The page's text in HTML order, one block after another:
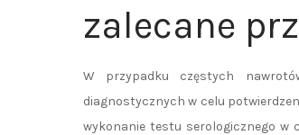
zalecane
W przypadku częstych
diagnostycznych w celu
wykonanie testu serologicznego w